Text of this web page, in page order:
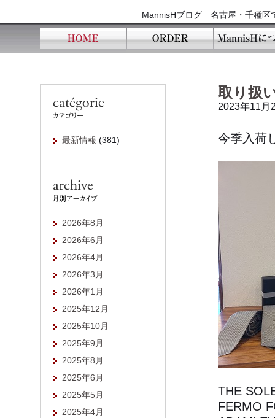
MannisHブログ 名古屋・千種区
取り扱
2023年11月
今季入荷
THE
FERMO
最新情報 (381)
2026年8月
2026年6月
2026年4月
2026年3月
2026年1月
2025年12月
2025年10月
2025年9月
2025年8月
2025年6月
2025年5月
2025年4月